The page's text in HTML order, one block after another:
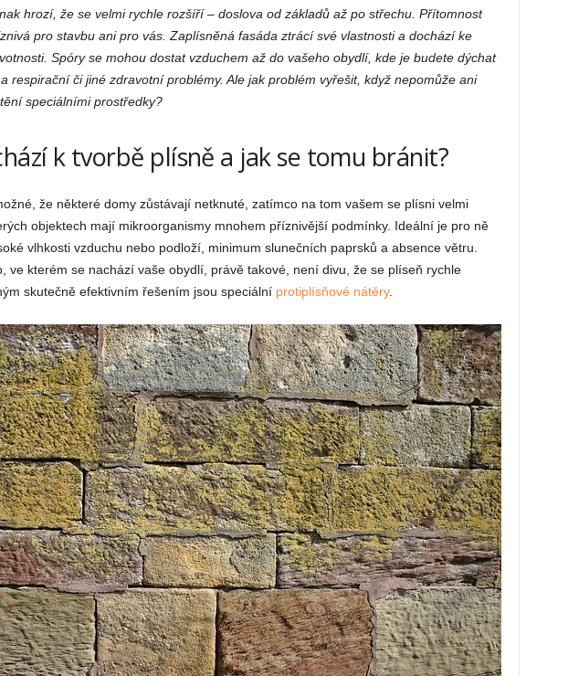
hrozí, že se velmi rychle rozšíří – doslova od základů až po střechu. Přítomnost
pro stavbu ani pro vás. Zaplísněná fasáda ztrácí své vlastnosti a dochází ke
Spóry se mohou dostat vzduchem až do vašeho obydlí, kde je budete dýchat
respirační či jiné zdravotní problémy. Ale jak problém vyřešit, když nepomůže ani
speciálními prostředky?
k tvorbě plísně a jak se tomu bránit?
že některé domy zůstávají netknuté, zatímco na tom vašem se plísni velmi
objektech mají mikroorganismy mnohem příznivější podmínky. Ideální je pro ně
vlhkosti vzduchu nebo podloží, minimum slunečních paprsků a absence větru.
ve kterém se nachází vaše obydlí, právě takové, není divu, že se plíseň rychle
skutečně efektivním řešením jsou speciální protiplísňové nátěry.